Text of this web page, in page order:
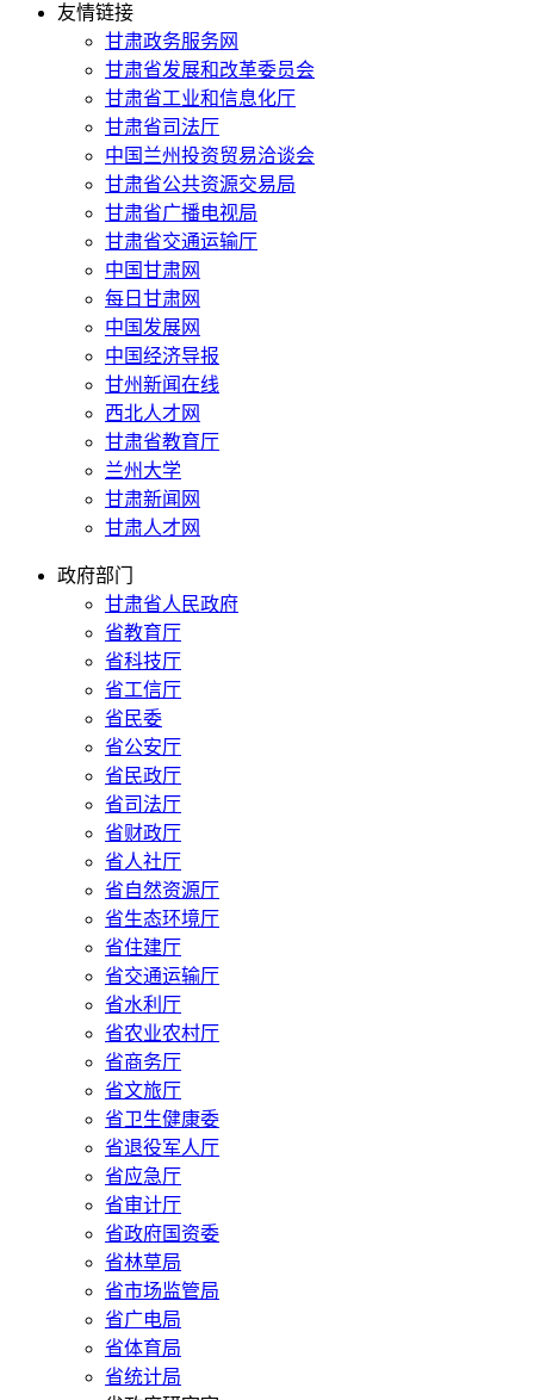
友情链接
甘肃政务服务网
甘肃省发展和改革委员会
甘肃省工业和信息化厅
甘肃省司法厅
中国兰州投资贸易洽谈会
甘肃省公共资源交易局
甘肃省广播电视局
甘肃省交通运输厅
中国甘肃网
每日甘肃网
中国发展网
中国经济导报
甘州新闻在线
西北人才网
甘肃省教育厅
兰州大学
甘肃新闻网
甘肃人才网
政府部门
甘肃省人民政府
省教育厅
省科技厅
省工信厅
省民委
省公安厅
省民政厅
省司法厅
省财政厅
省人社厅
省自然资源厅
省生态环境厅
省住建厅
省交通运输厅
省水利厅
省农业农村厅
省商务厅
省文旅厅
省卫生健康委
省退役军人厅
省应急厅
省审计厅
省政府国资委
省林草局
省市场监管局
省广电局
省体育局
省统计局